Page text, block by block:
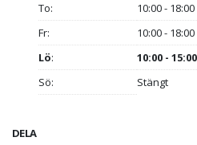
To:
10:00 - 18:00
Fr:
10:00 - 18:00
Lö:
10:00 - 15:00
Sö:
Stängt
DELA